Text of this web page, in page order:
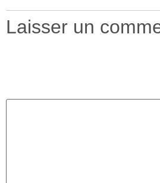
Laisser un